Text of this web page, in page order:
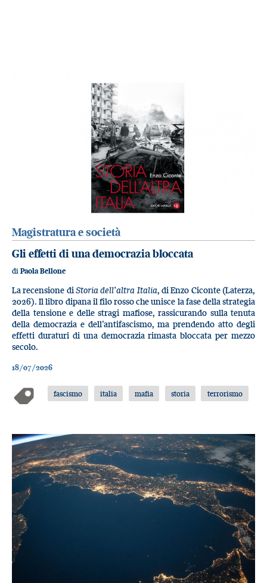
Magistratura e società
Gli effetti di una democrazia bloccata
di Paola Bellone
La recensione diStoria dell’altra Italia, di Enzo Ciconte (Laterza,
2026). Il libro dipana il filo rosso che unisce la fase della strategia
della tensione e delle stragi mafiose, rassicurando sulla tenuta
della democrazia e dell’antifascismo, ma prendendo atto degli
effetti duraturi di una democrazia rimasta bloccata per mezzo
secolo.
18/07/2026
fascismo italia mafia storia terrorismo